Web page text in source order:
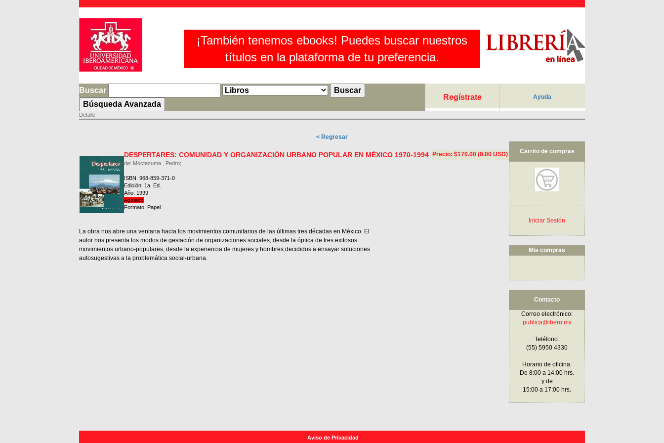
¡También tenemos ebooks! Puedes buscar nuestros
títulos en la plataforma de tu preferencia.
Buscar
Regístrate
Ayuda
Detalle
< Regresar
DESPERTARES: COMUNIDAD Y ORGANIZACIÓN URBANO POPULAR EN MÉXICO 1970-1994 Precio: $170.00 (9.00 USD)
de: Moctezuma , Pedro;
ISBN: 968-859-371-0
Edición: 1a. Ed.
Año: 1999
Agotado
Formato: Papel
La obra nos abre una ventana hacia los movimientos comunitarios de las últimas tres décadas en México. El
autor nos presenta los modos de gestación de organizaciones sociales, desde la óptica de tres exitosos
movimientos urbano-populares, desde la experiencia de mujeres y hombres decididos a ensayar soluciones
autosugestivas a la problemática social-urbana.
Carrito de compras
Iniciar Sesión
Mis compras
Contacto
Correo electrónico:
publica@ibero.mx
Teléfono:
(55) 5950 4330
Horario de oficina:
De 8:00 a 14:00 hrs.
y de
15:00 a 17:00 hrs.
Aviso de Privacidad